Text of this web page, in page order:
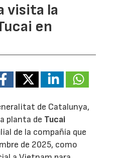
visita la
en
de Catalunya,
planta de Tucai
de la compañía que
de 2025, como